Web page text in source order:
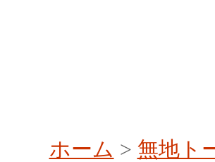
ホーム > 無地ト